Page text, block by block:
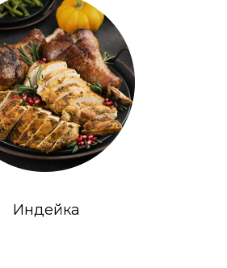
Индейка